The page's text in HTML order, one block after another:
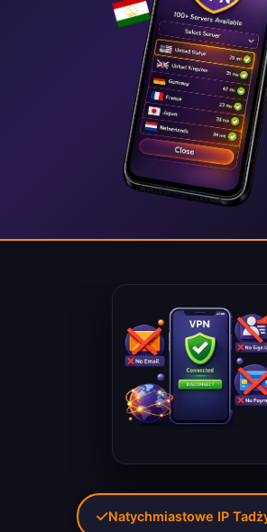
Natychmiastowe IP